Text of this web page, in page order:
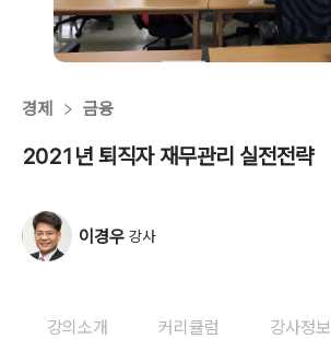
경제 금융
2021년 퇴직자 재무관리 실전전략
이경우 강사
강의소개 커리큘럼 강사정보